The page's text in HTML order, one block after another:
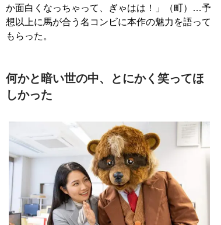
か面白くなっちゃって、ぎゃはは！」（町）…予
想以上に馬が合う名コンビに本作の魅力を語って
もらった。
何かと暗い世の中、とにかく笑ってほ
しかった